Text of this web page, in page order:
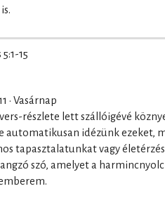
15
· Vasárnap
részlete lett szállóigévé
automatikusan idézünk ezeket,
tapasztalatunkat vagy
szó, amelyet a